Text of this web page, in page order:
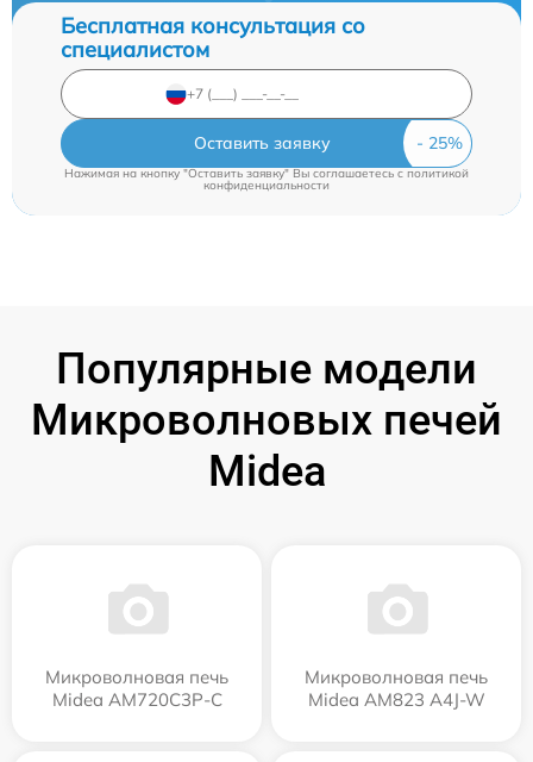
Бесплатная консультация со
специалистом
Оставить заявку
Нажимая на кнопку "Оставить заявку" Вы соглашаетесь cполитикой
конфиденциальности
Популярные модели
Микроволновых печей
Midea
Микроволновая печь
Midea AM720C3P-C
Микроволновая печь
Midea AM823 A4J-W